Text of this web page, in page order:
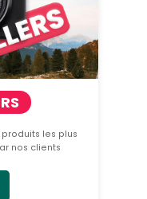
les plus
nos clients